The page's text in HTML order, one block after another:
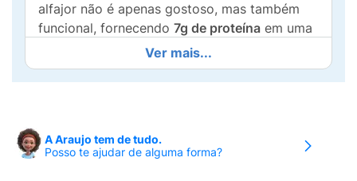
alfajor não é apenas gostoso, mas também
funcional, fornecendo 7g de proteína em uma
porção individual de 35g. É a escolha
inteligente para quem está na dieta e precisa
de umboostde energia e saciedade. Perfeito
Características:
Ver mais...
A Araujo tem de tudo.
Posso te ajudar de alguma forma?